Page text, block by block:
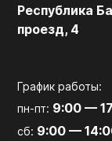
Республика
проезд, 4
График работы:
пн-пт: 9:00 —
сб: 9:00 —